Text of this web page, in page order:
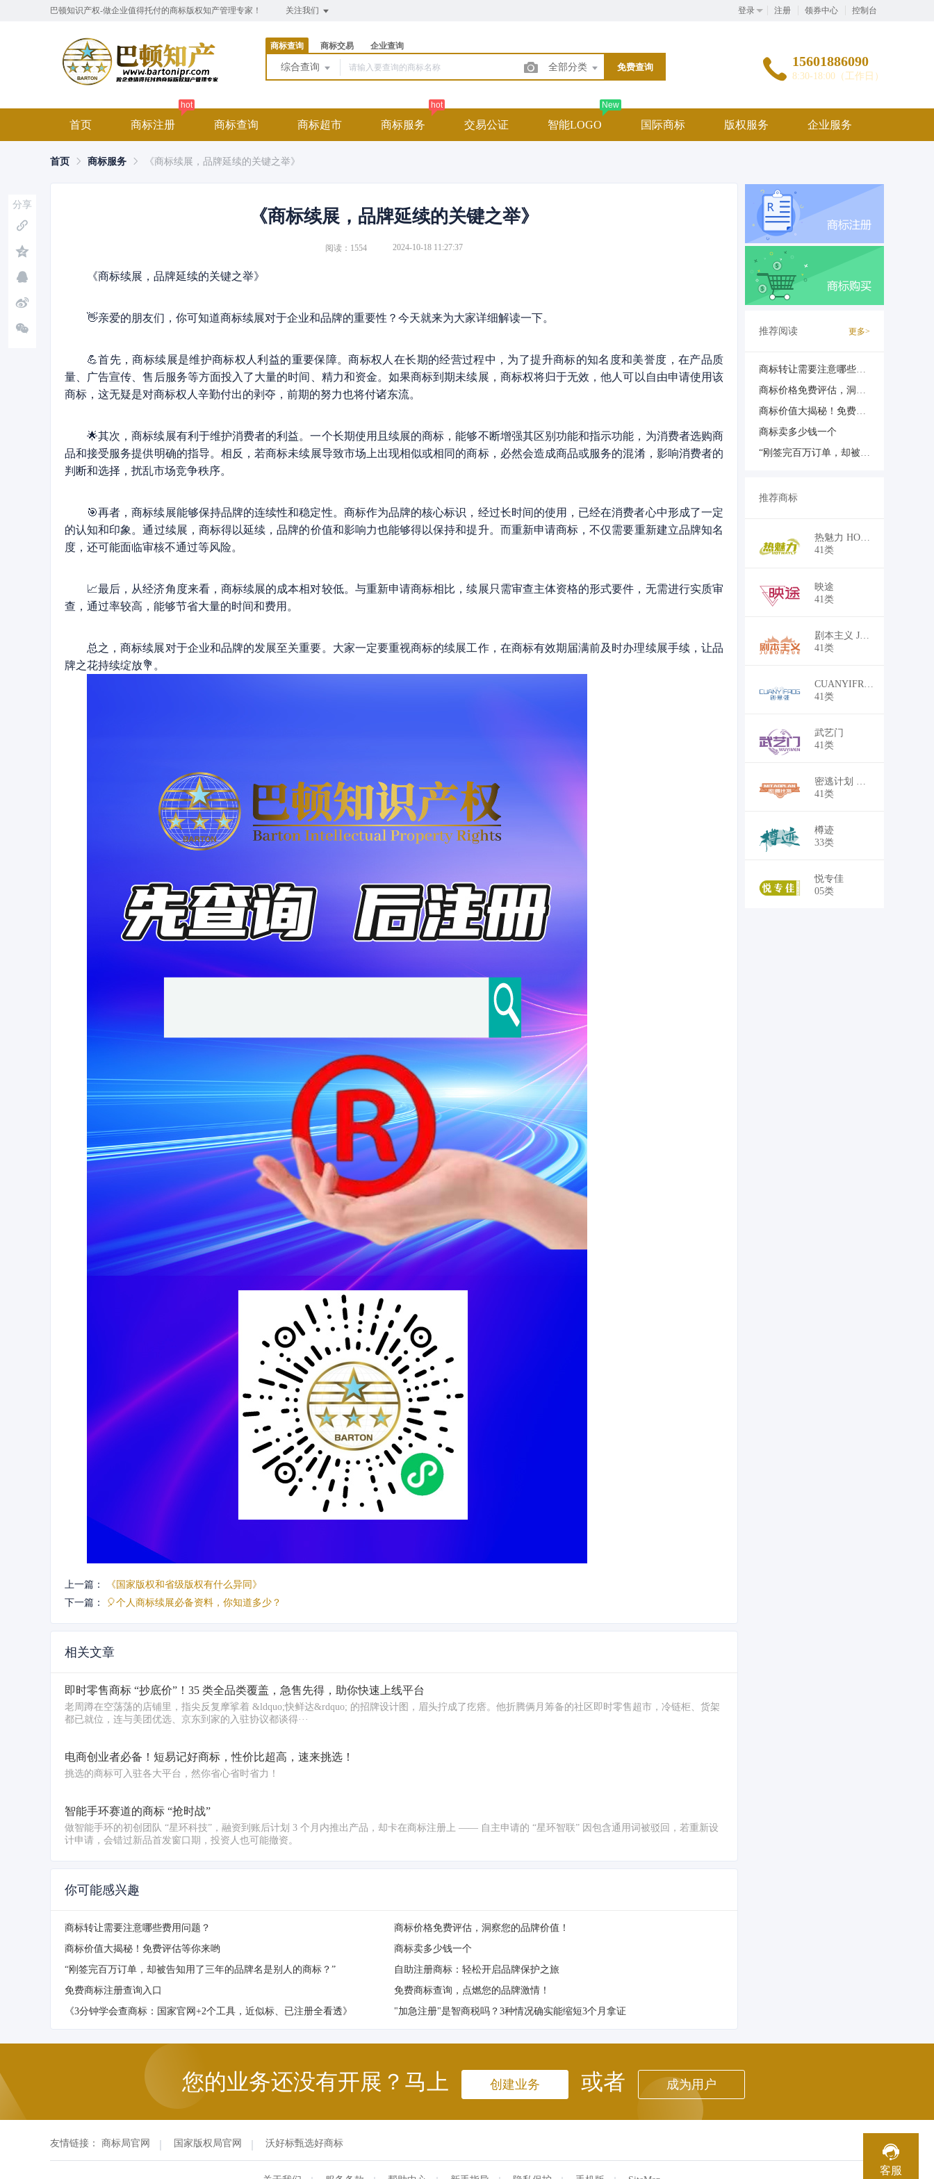
巴顿知识产权-做企业值得托付的商标版权知产管理专家！ 关注我们 登录 注册 领券中心 控制台
商标查询 商标交易 企业查询
综合查询 全部分类 免费查询 15601886090
8:30-18:00（工作日）
首页 商标注册
hot
商标查询 商标超市 商标服务
hot
交易公证 智能LOGO
New
国际商标 版权服务 企业服务
首页 商标服务 《商标续展，品牌延续的关键之举》
《商标续展，品牌延续的关键之举》
阅读：1554 2024-10-18 11:27:37
《商标续展，品牌延续的关键之举》
👋亲爱的朋友们，你可知道商标续展对于企业和品牌的重要性？今天就来为大家详细解读一下。
💪首先，商标续展是维护商标权人利益的重要保障。商标权人在长期的经营过程中，为了提升商标的知名度和美誉度，在产品质
量、广告宣传、售后服务等方面投入了大量的时间、精力和资金。如果商标到期未续展，商标权将归于无效，他人可以自由申请使用该
商标，这无疑是对商标权人辛勤付出的剥夺，前期的努力也将付诸东流。
🌟其次，商标续展有利于维护消费者的利益。一个长期使用且续展的商标，能够不断增强其区别功能和指示功能，为消费者选购商
品和接受服务提供明确的指导。相反，若商标未续展导致市场上出现相似或相同的商标，必然会造成商品或服务的混淆，影响消费者的
判断和选择，扰乱市场竞争秩序。
🎯再者，商标续展能够保持品牌的连续性和稳定性。商标作为品牌的核心标识，经过长时间的使用，已经在消费者心中形成了一定
的认知和印象。通过续展，商标得以延续，品牌的价值和影响力也能够得以保持和提升。而重新申请商标，不仅需要重新建立品牌知名
度，还可能面临审核不通过等风险。
📈最后，从经济角度来看，商标续展的成本相对较低。与重新申请商标相比，续展只需审查主体资格的形式要件，无需进行实质审
查，通过率较高，能够节省大量的时间和费用。
总之，商标续展对于企业和品牌的发展至关重要。大家一定要重视商标的续展工作，在商标有效期届满前及时办理续展手续，让品
牌之花持续绽放💐。
上一篇：
《国家版权和省级版权有什么异同》
下一篇：
🎈个人商标续展必备资料，你知道多少？
相关文章
即时零售商标 “抄底价”！35 类全品类覆盖，急售先得，助你快速上线平台
老周蹲在空荡荡的店铺里，指尖反复摩挲着 &ldquo;快鲜达&rdquo; 的招牌设计图，眉头拧成了疙瘩。他折腾俩月筹备的社区即时零售超市，冷链柜、货架
都已就位，连与美团优选、京东到家的入驻协议都谈得···
电商创业者必备！短易记好商标，性价比超高，速来挑选！
挑选的商标可入驻各大平台，然你省心省时省力！
智能手环赛道的商标 “抢时战”
做智能手环的初创团队 “星环科技”，融资到账后计划 3 个月内推出产品，却卡在商标注册上 —— 自主申请的 “星环智联” 因包含通用词被驳回，若重新设
计申请，会错过新品首发窗口期，投资人也可能撤资。
你可能感兴趣
商标转让需要注意哪些费用问题？
商标价格免费评估，洞察您的品牌价值！
商标价值大揭秘！免费评估等你来哟
商标卖多少钱一个
“刚签完百万订单，却被告知用了三年的品牌名是别人的商标？”
自助注册商标：轻松开启品牌保护之旅
免费商标注册查询入口
免费商标查询，点燃您的品牌激情！
《3分钟学会查商标：国家官网+2个工具，近似标、已注册全看透》
"加急注册"是智商税吗？3种情况确实能缩短3个月拿证
推荐阅读 更多>
商标转让需要注意哪些费用问题？
商标价格免费评估，洞察您的品牌价值！
商标价值大揭秘！免费评估等你来哟
商标卖多少钱一个
“刚签完百万订单，却被告知用了三年的品牌名是别人的商标？”
推荐商标
热魅力 HOTMAYLY
41类
￥19,500
映途
41类
￥21,000
剧本主义 JUBOMZUE
41类
￥21,000
CUANYIFROG 创意蛙
41类
￥21,000
武艺门
41类
￥19,500
密逃计划 MITAOPLAN
41类
￥21,000
樽迹
33类
￥21,000
悦专佳
05类
￥8,249
分享
您的业务还没有开展？马上 创建业务 或者 成为用户
友情链接： 商标局官网 国家版权局官网 沃好标甄选好商标
客服